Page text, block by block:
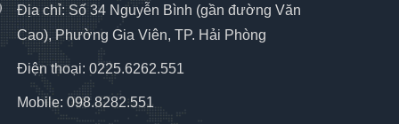
Địa chỉ: Số 34 Nguyễn Bình (gần đường Văn
Cao), Phường Gia Viên, TP. Hải Phòng
Điện thoại: 0225.6262.551
Mobile: 098.8282.551